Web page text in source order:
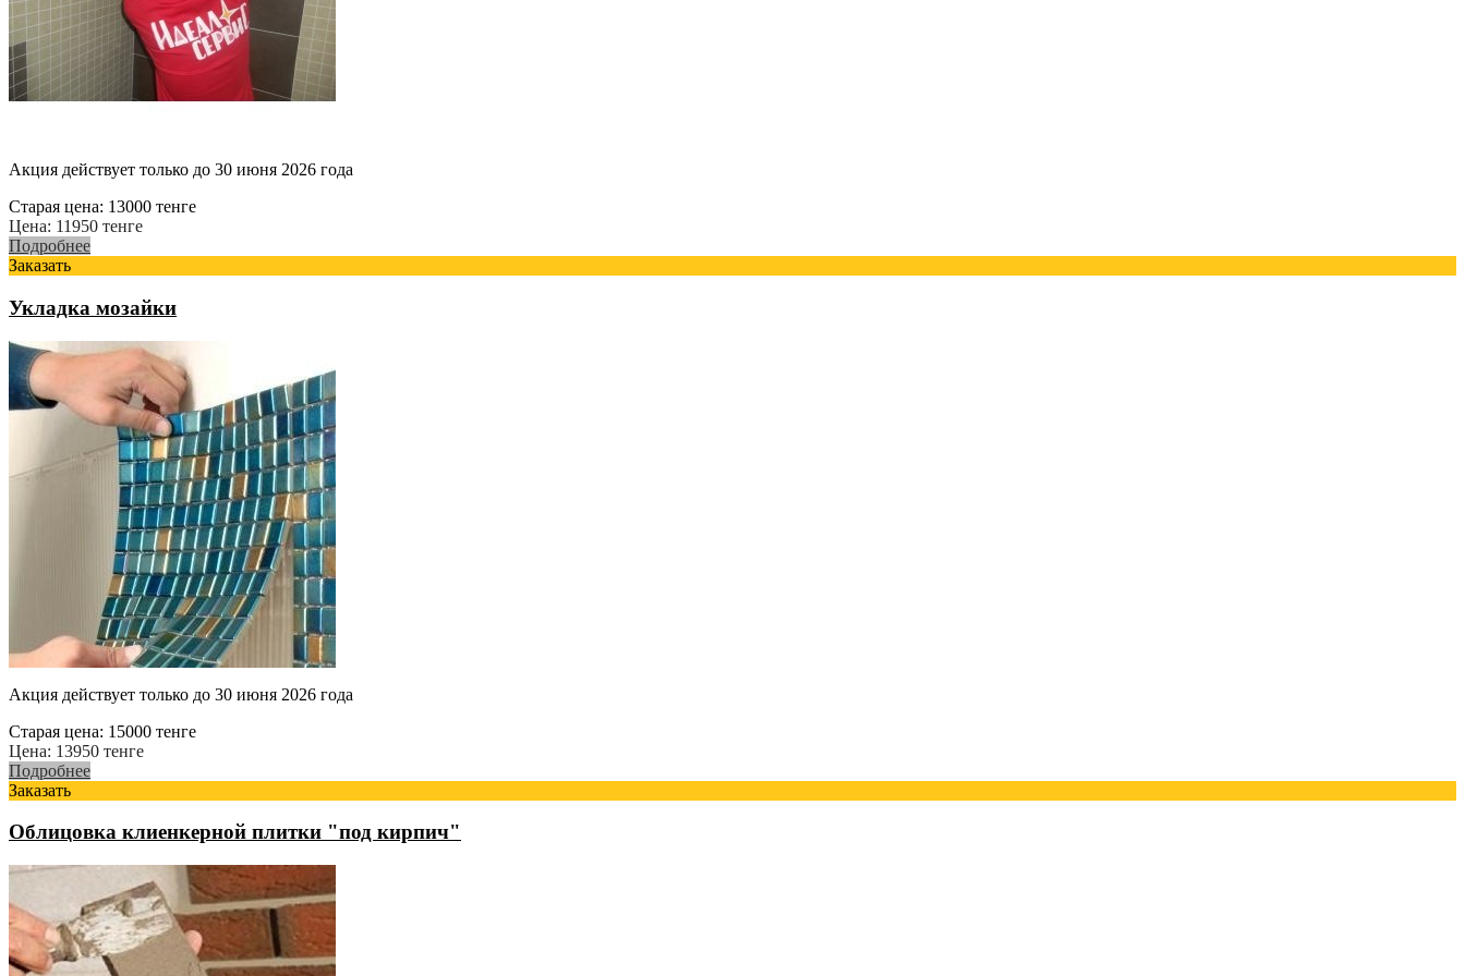
Акция действует только до 30 июня 2026 года
Старая цена: 13000 тенге
Цена: 11950 тенге
Подробнее
Заказать
Укладка мозайки
Акция действует только до 30 июня 2026 года
Старая цена: 15000 тенге
Цена: 13950 тенге
Подробнее
Заказать
Облицовка клиенкерной плитки "под кирпич"